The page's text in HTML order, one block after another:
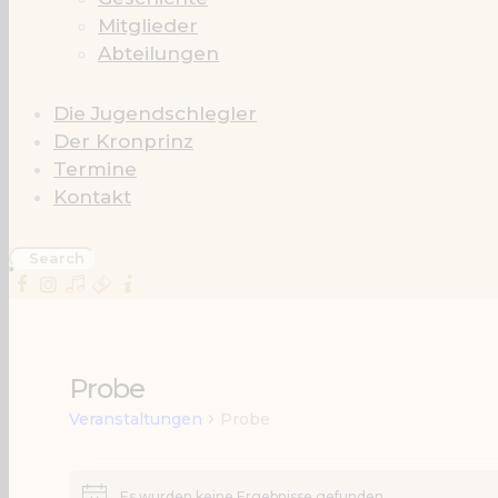
Mitglieder
Abteilungen
Die Jugendschlegler
Der Kronprinz
Termine
Kontakt
Probe
Veranstaltungen